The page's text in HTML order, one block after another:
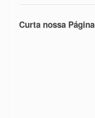
Curta nossa Página